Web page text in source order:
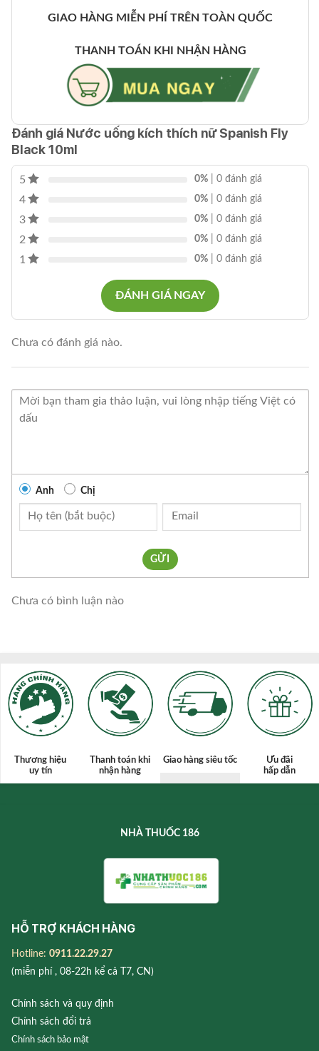
GIAO HÀNG MIỄN PHÍ TRÊN TOÀN QUỐC
THANH TOÁN KHI NHẬN HÀNG
Đánh giá Nước uống kích thích nữ Spanish Fly
Black 10ml
5 0%| 0 đánh giá
4 0%| 0 đánh giá
3 0%| 0 đánh giá
2 0%| 0 đánh giá
1 0%| 0 đánh giá
ĐÁNH GIÁ NGAY
Chưa có đánh giá nào.
Anh Chị
GỬI
Chưa có bình luận nào
Thương hiệu
uy tín
Thanh toán khi
nhận hàng
Giao hàng siêu tốc
Ưu đãi
hấp dẫn
NHÀ THUỐC 186
HỖ TRỢ KHÁCH HÀNG
Hotline: 0911.22.29.27
(miễn phí , 08-22h kể cả T7, CN)
Chính sách và quy định
Chính sách đổi trả
Chính sách bảo mật